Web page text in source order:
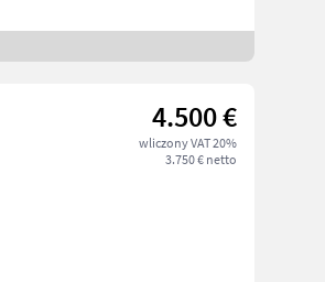
4.500 €
wliczony VAT 20%
3.750 € netto